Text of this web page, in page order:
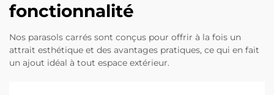
fonctionnalité
Nos parasols carrés sont conçus pour offrir à la fois un
attrait esthétique et des avantages pratiques, ce qui en fait
un ajout idéal à tout espace extérieur.